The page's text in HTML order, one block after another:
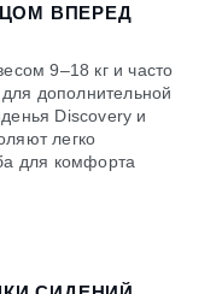
ВПЕРЕД
9–18 кг и часто
дополнительной
Discovery и
легко
для комфорта